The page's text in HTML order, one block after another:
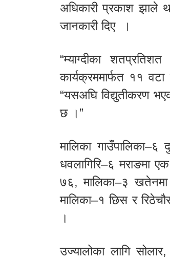
अधिकारी प्रकाश झाले
जानकारी दिए ।
“म्याग्दीका
कार्यक्रममार्फत ११
“यसअघि विद्युतीकरण
छ ।”
मालिका
धवलागिरि–६ मराङमा
७६, मालिका–३
मालिका–१ छिस र
।
उज्यालोका लागि